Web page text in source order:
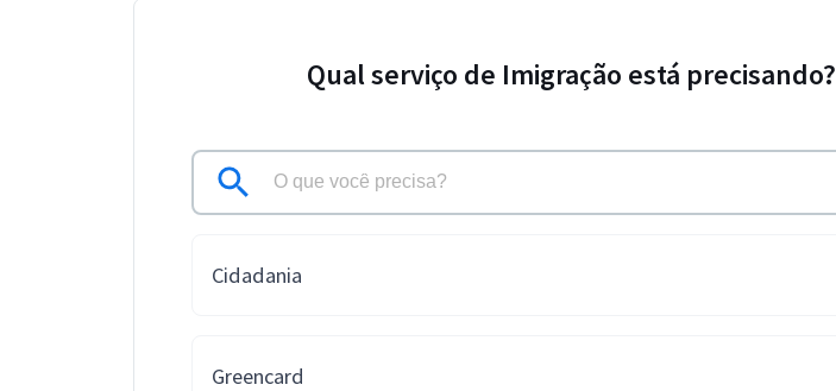
Qual serviço de Imigração está precisando?
Cidadania
Greencard